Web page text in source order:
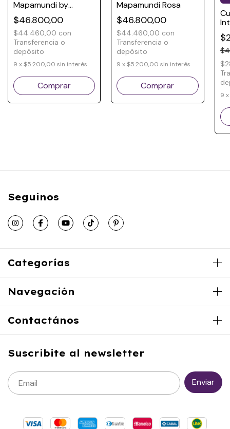
Mapamundi by
Gocase
$46.800,00
$44.460,00 con
Transferencia o
depósito
9 x$5.200,00 sin interés
Comprar
Mapamundi Rosa
$46.800,00
$44.460,00 con
Transferencia o
depósito
9 x$5.200,00 sin interés
Comprar
9 x
Seguinos
Categorías
Navegación
Contactános
Suscribite al newsletter